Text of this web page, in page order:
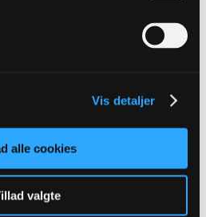
Vis detaljer
alle cookies
valgte
geht nichts, aber Talent stellt dich
Elgert -